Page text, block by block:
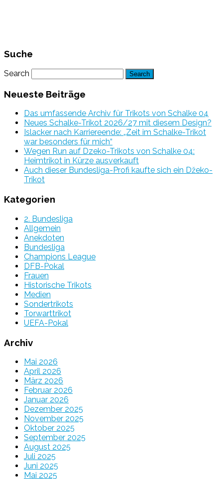
Suche
Search
Neueste Beiträge
Das umfassende Archiv für Trikots von Schalke 04
Neues Schalke-Trikot 2026/27 mit diesem Design?
Islacker nach Karriereende: „Zeit im Schalke-Trikot
war besonders für mich“
Wegen Run auf Dzeko-Trikots von Schalke 04:
Heimtrikot in Kürze ausverkauft
Auch dieser Bundesliga-Profi kaufte sich ein Džeko-
Trikot
Kategorien
2. Bundesliga
Allgemein
Anekdoten
Bundesliga
Champions League
DFB-Pokal
Frauen
Historische Trikots
Medien
Sondertrikots
Torwarttrikot
UEFA-Pokal
Archiv
Mai 2026
April 2026
März 2026
Februar 2026
Januar 2026
Dezember 2025
November 2025
Oktober 2025
September 2025
August 2025
Juli 2025
Juni 2025
Mai 2025